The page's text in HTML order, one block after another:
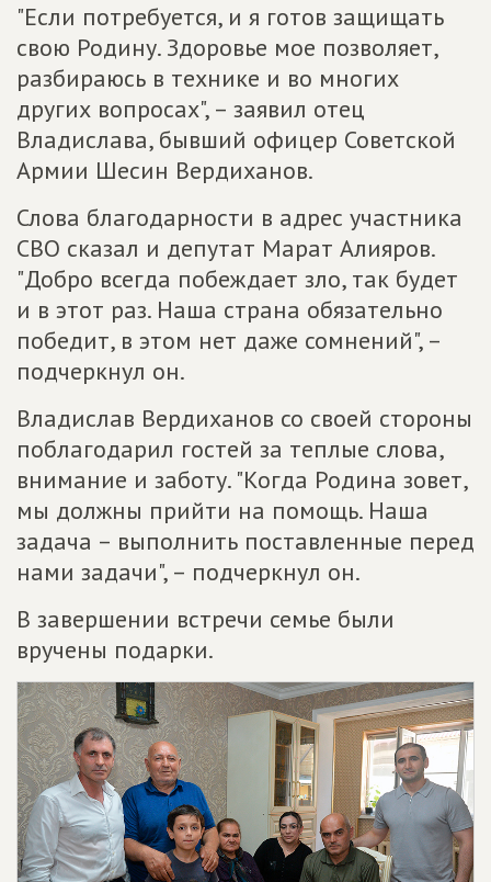
"Если потребуется, и я готов защищать
свою Родину. Здоровье мое позволяет,
разбираюсь в технике и во многих
других вопросах", – заявил отец
Владислава, бывший офицер Советской
Армии Шесин Вердиханов.
Слова благодарности в адрес участника
СВО сказал и депутат Марат Алияров.
"Добро всегда побеждает зло, так будет
и в этот раз. Наша страна обязательно
победит, в этом нет даже сомнений", –
подчеркнул он.
Владислав Вердиханов со своей стороны
поблагодарил гостей за теплые слова,
внимание и заботу. "Когда Родина зовет,
мы должны прийти на помощь. Наша
задача – выполнить поставленные перед
нами задачи", – подчеркнул он.
В завершении встречи семье были
вручены подарки.